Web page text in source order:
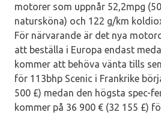
motorer som uppnår 52,2mpg
natursköna) och 122 g/km
För närvarande är det nya
att beställa i Europa endast
kommer att behöva vänta tills
för 113bhp Scenic i Frankrike
500 £) medan den högsta spec-
kommer på 36 900 € (32 155 £)